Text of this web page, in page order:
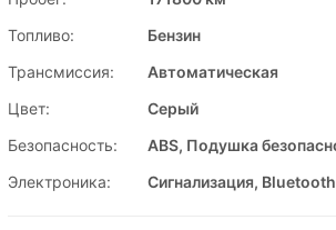
Топливо:
Бензин
Трансмиссия:
Автоматическая
Цвет:
Серый
Безопасность:
ABS, Подушка
Электроника:
Сигнализация,